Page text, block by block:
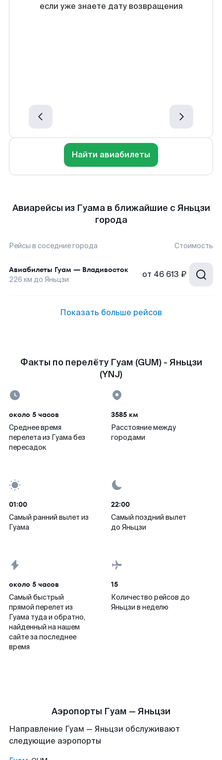
если уже знаете дату возвращения
Найти авиабилеты
Авиарейсы из Гуама в ближайшие с Яньцзи
города
Рейсы в соседние города Стоимость
Авиабилеты Гуам — Владивосток
226 км до Яньцзи от 46 613 ₽
Показать больше рейсов
Факты по перелёту Гуам (GUM) - Яньцзи
(YNJ)
около 5 часов
Среднее время
перелета из Гуама без
пересадок
3585 км
Расстояние между
городами
01:00
Самый ранний вылет из
Гуама
22:00
Самый поздний вылет
до Яньцзи
около 5 часов
Самый быстрый
прямой перелет из
Гуама туда и обратно,
найденный на нашем
сайте за последнее
время
15
Количество рейсов до
Яньцзи в неделю
Аэропорты Гуам — Яньцзи
Направление Гуам — Яньцзи обслуживают
следующие аэропорты